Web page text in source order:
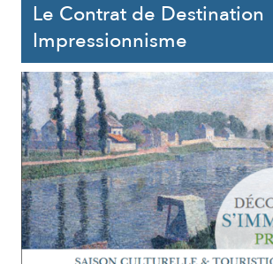
Le Contrat de Destination
Impressionnisme